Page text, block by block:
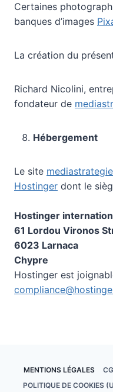
Certaines
banques d’images
La création du
Richard Nicolini,
fondateur de
Hébergement
Le site
Hostinger dont le
Hostinger
61 Lordou Vironos
6023 Larnaca
Chypre
Hostinger est
MENTIONS LÉGALES
POLITIQUE DE COOKIES